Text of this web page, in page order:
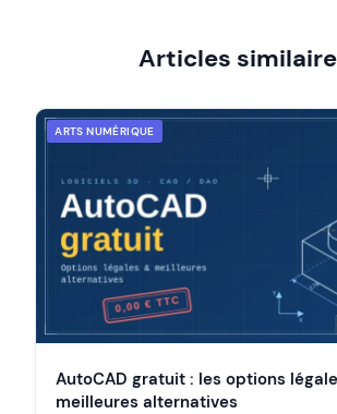
Articles
ARTS NUMÉRIQUE
AutoCAD gratuit : les options
meilleures alternatives